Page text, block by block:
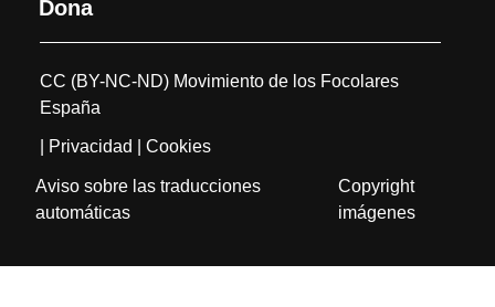
Dona
CC (BY-NC-ND) Movimiento de los Focolares
España
| Privacidad | Cookies
Aviso sobre las traducciones
automáticas
Copyright
imágenes